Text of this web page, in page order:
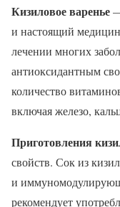
Кизиловое варенье
и настоящий
лечении многих
антиоксидантным
количество
включая железо,
Приготовления
свойств. Сок из
и
рекомендует